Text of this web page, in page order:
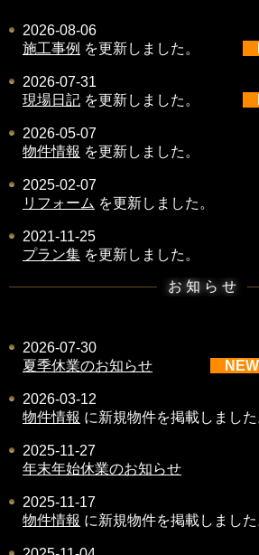
2026-08-06
施工事例 を更新しました。
2026-07-31
現場日記 を更新しました。
2026-05-07
物件情報 を更新しました。
2025-02-07
リフォーム を更新しました。
2021-11-25
プラン集 を更新しました。
お 知 ら せ
2026-07-30
夏季休業のお知らせ
NEW
2026-03-12
物件情報 に新規物件を掲載しました
2025-11-27
年末年始休業のお知らせ
2025-11-17
物件情報 に新規物件を掲載しました